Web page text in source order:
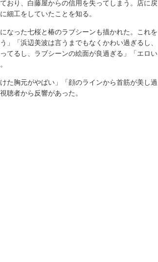
おり、白藤屋からの信用を失ってしまう。店に戻
細工をしていたことを知る。
なった七桜と椿のラブシーンも描かれた。これを
」「浜辺美波は言うまでもなくかわい過ぎるし、
てるし、ラブシーンの絵面が良過ぎる」「エロい
た胸元がやばい」「顔のラインから首筋が美し過
聴者から反響があった。